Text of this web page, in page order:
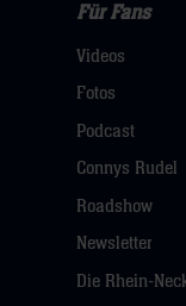
Fans
Navigation
öffnen,
dann
hier
Für Fans
Videos
Fotos
Podcast
Connys Rudel
Roadshow
Newsletter
Die Rhein-